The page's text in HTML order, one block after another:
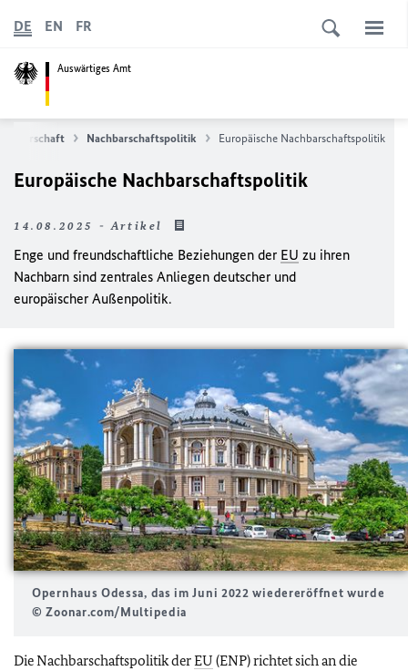
Auswärtiges Amt
DE EN FR
Nachbarschaftspolitik Europäische Nachbarschaftspolitik
Europäische Nachbarschaftspolitik
14.08.2025 - Artikel
Enge und freundschaftliche Beziehungen der EU zu ihren
Nachbarn sind zentrales Anliegen deutscher und
europäischer Außenpolitik.
Opernhaus Odessa, das im Juni 2022 wiedereröffnet wurde
© Zoonar.com/Multipedia
Die Nachbarschaftspolitik derEU (ENP) richtet sich an die